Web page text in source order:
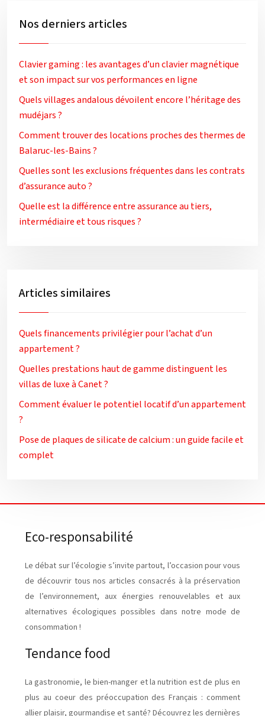
Nos derniers articles
Clavier gaming : les avantages d’un clavier magnétique
et son impact sur vos performances en ligne
Quels villages andalous dévoilent encore l’héritage des
mudéjars ?
Comment trouver des locations proches des thermes de
Balaruc-les-Bains ?
Quelles sont les exclusions fréquentes dans les contrats
d’assurance auto ?
Quelle est la différence entre assurance au tiers,
intermédiaire et tous risques ?
Articles similaires
Quels financements privilégier pour l’achat d’un
appartement ?
Quelles prestations haut de gamme distinguent les
villas de luxe à Canet ?
Comment évaluer le potentiel locatif d’un appartement
?
Pose de plaques de silicate de calcium : un guide facile et
complet
Eco-responsabilité
Le débat sur l’écologie s’invite partout, l’occasion pour vous
de découvrir tous nos articles consacrés à la préservation
de l’environnement, aux énergies renouvelables et aux
alternatives écologiques possibles dans notre mode de
consommation !
Tendance food
La gastronomie, le bien-manger et la nutrition est de plus en
plus au coeur des préoccupation des Français : comment
allier plaisir, gourmandise et santé? Découvrez les dernières